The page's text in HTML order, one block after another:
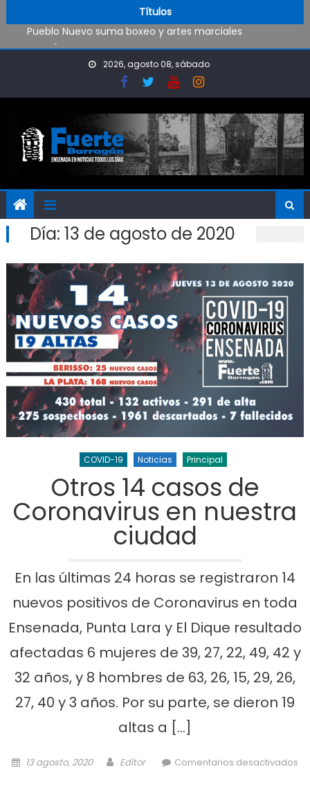
Títulos
Pueblo Nuevo suma boxeo y artes marciales
OPINIÓN: ¿Hasta cuándo vamos a soportar todo esto?
El Rojo juega este sábado en Ensenada y necesita ganar
2026, agosto 08, sábado
Día: 13 de agosto de 2020
COVID-19 Noticias Principal
Otros 14 casos de
Coronavirus en nuestra
ciudad
En las últimas 24 horas se registraron 14
nuevos positivos de Coronavirus en toda
Ensenada, Punta Lara y El Dique resultado
afectadas 6 mujeres de 39, 27, 22, 49, 42 y
32 años, y 8 hombres de 63, 26, 15, 29, 26,
27, 40 y 3 años. Por su parte, se dieron 19
altas a […]
Posted on
13 agosto, 2020 Author
Editor
Comentarios desactivados